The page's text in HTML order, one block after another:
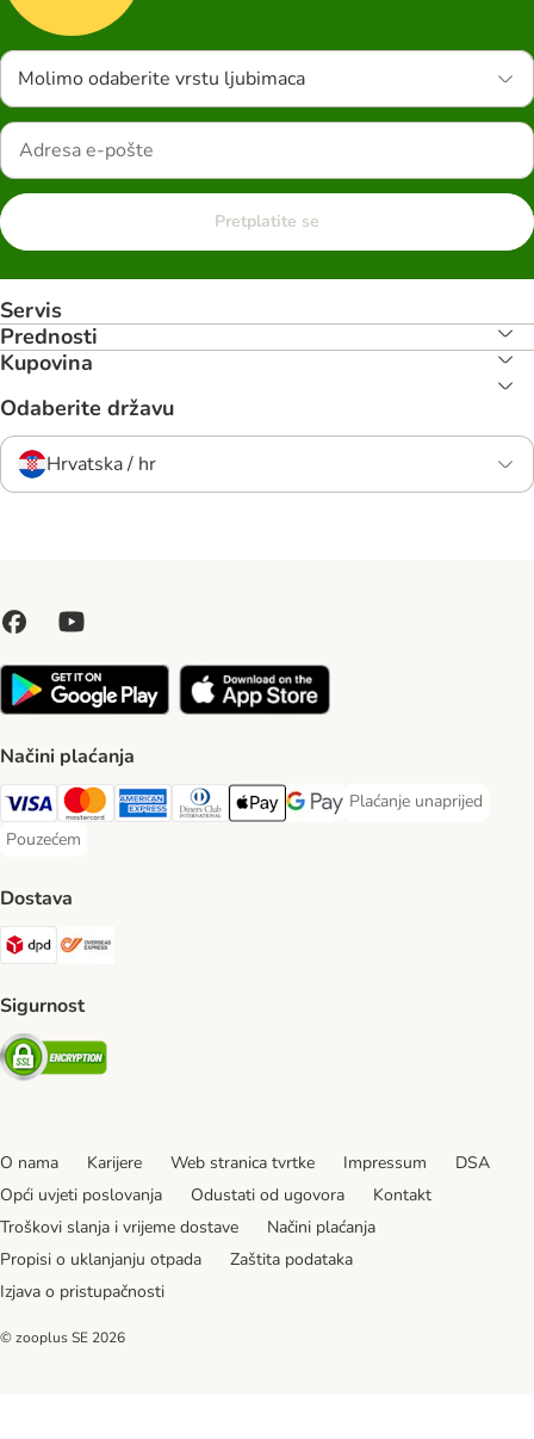
Molimo odaberite vrstu ljubimaca
Pretplatite se
Servis
Prednosti
Kupovina
Odaberite državu
Hrvatska / hr
Načini plaćanja
Visa Payment Method
MasterCard Payment Method
American Express Payment Method
Diners Club Payment Method
Payment MethodGoogle pay Payment Method
Plaćanje unaprijed
Plaćanje unaprijed
Pouzećem
Pouzećem Payment Method
Dostava
DPD Shipping Method
Sigurnost
Security
O nama Karijere Web stranica tvrtke Impressum
DSA
Opći uvjeti poslovanja
Odustati od ugovora
Kontakt
Troškovi slanja i vrijeme dostave
Načini plaćanja
Propisi o uklanjanju otpada
Zaštita podataka
Izjava o pristupačnosti
© zooplus SE 2026